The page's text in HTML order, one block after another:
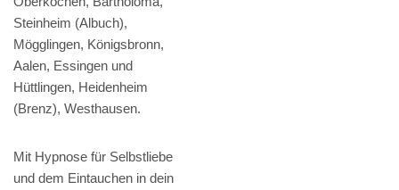
Steinheim (Albuch),
Mögglingen, Königsbronn,
Aalen, Essingen und
Hüttlingen, Heidenheim
(Brenz), Westhausen.
Mit Hypnose für Selbstliebe
und dem Eintauchen in dein